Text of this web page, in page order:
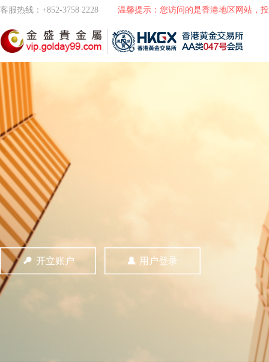
客服热线：+852-3758 2228 温馨提示：您访问的是香港地区网站，
开立账户 用户登录